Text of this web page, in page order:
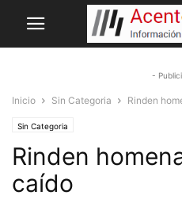
-
Inicio Sin Categoria Rinden
Sin Categoria
Rinden
caído